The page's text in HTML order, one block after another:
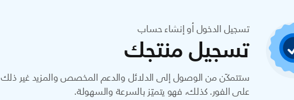
تسجيل الدخول أو إنشاء حساب
تسجيل منتجك
ستتمكّن من الوصول إلى الدلائل والدعم المخصص والمزيد غير ذلك
على الفور. كذلك، فهو يتميّز بالسرعة والسهولة.